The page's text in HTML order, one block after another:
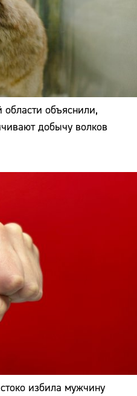
объяснили,
добычу волков
избила мужчину